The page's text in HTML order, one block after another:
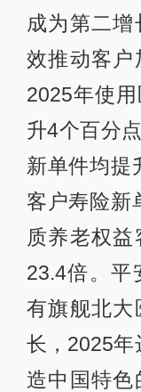
成为第二
效推动客户
2025年使
升4个百分
新单件均提
客户寿险新
质养老权
23.4倍。平
有旗舰北大
长，2025年
造中国特色